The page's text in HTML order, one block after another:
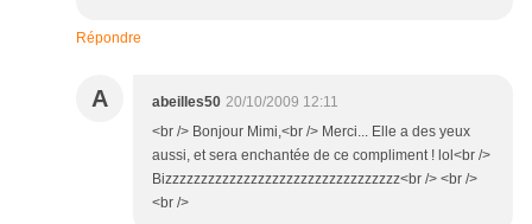
Répondre
A abeilles50 20/10/2009 12:11
<br /> Bonjour Mimi,<br /> Merci... Elle a des yeux
aussi, et sera enchantée de ce compliment ! lol<br />
Bizzzzzzzzzzzzzzzzzzzzzzzzzzzzzzzzz<br /> <br />
<br />